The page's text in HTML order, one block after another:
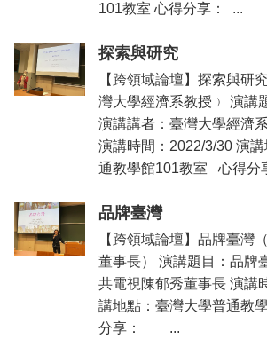
101教室 心得分享： ...
探索與研究
【跨領域論壇】探索與研
灣大學經濟系教授﹚ 演講
演講講者：臺灣大學經濟
演講時間：2022/3/30 演
通教學館101教室 心得分
品牌臺灣
【跨領域論壇】品牌臺灣
董事長） 演講題目：品牌
共電視陳郁秀董事長 演講
講地點：臺灣大學普通教
分享： ...